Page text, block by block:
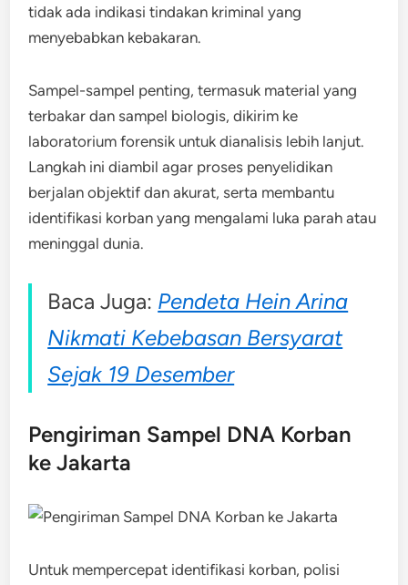
tidak ada indikasi tindakan kriminal yang
menyebabkan kebakaran.
Sampel-sampel penting, termasuk material yang
terbakar dan sampel biologis, dikirim ke
laboratorium forensik untuk dianalisis lebih lanjut.
Langkah ini diambil agar proses penyelidikan
berjalan objektif dan akurat, serta membantu
identifikasi korban yang mengalami luka parah atau
meninggal dunia.
Baca Juga: Pendeta Hein Arina
Nikmati Kebebasan Bersyarat
Sejak 19 Desember
Pengiriman Sampel DNA Korban
ke Jakarta
Untuk mempercepat identifikasi korban, polisi